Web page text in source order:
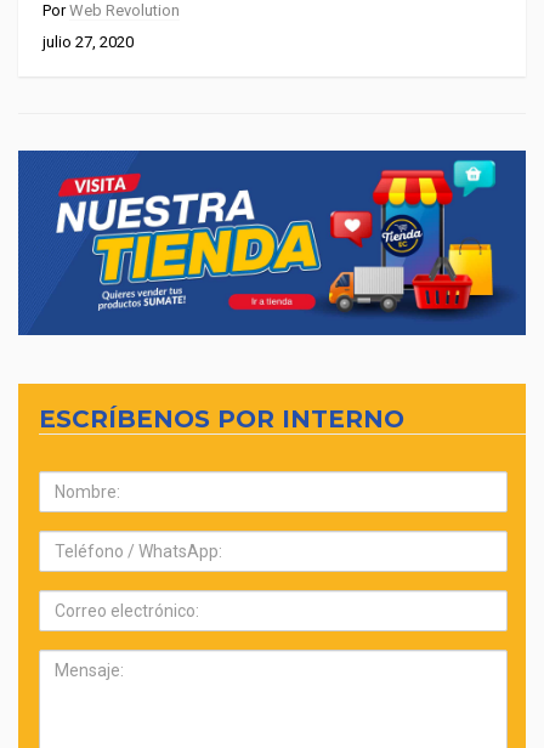
PorWeb Revolution
julio 27, 2020
ESCRÍBENOS POR INTERNO
Nombre:
Teléfono:
Correo
electrónico:
Mensaje: